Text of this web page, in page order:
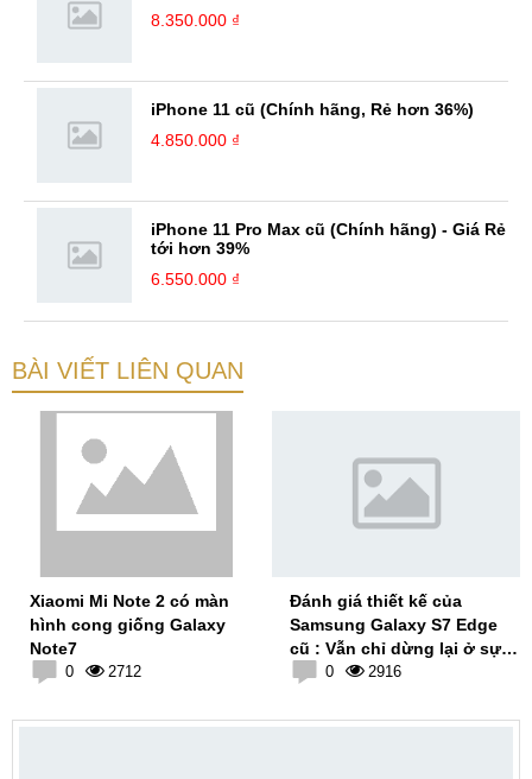
8.350.000 ₫
iPhone 11 cũ (Chính hãng, Rẻ hơn 36%)
4.850.000 ₫
iPhone 11 Pro Max cũ (Chính hãng) - Giá Rẻ
tới hơn 39%
6.550.000 ₫
BÀI VIẾT LIÊN QUAN
Xiaomi Mi Note 2 có màn
hình cong giống Galaxy
Note7
0 2712
Đánh giá thiết kế của
Samsung Galaxy S7 Edge
cũ : Vẫn chỉ dừng lại ở sự
an toàn
0 2916